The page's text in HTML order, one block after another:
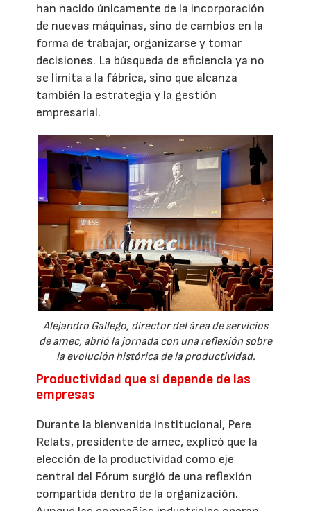
han nacido únicamente de la incorporación
de nuevas máquinas, sino de cambios en la
forma de trabajar, organizarse y tomar
decisiones. La búsqueda de eficiencia ya no
se limita a la fábrica, sino que alcanza
también la estrategia y la gestión
empresarial.
Alejandro Gallego, director del área de servicios
de amec, abrió la jornada con una reflexión sobre
la evolución histórica de la productividad.
Productividad que sí depende de las
empresas
Durante la bienvenida institucional, Pere
Relats, presidente de amec, explicó que la
elección de la productividad como eje
central del Fórum surgió de una reflexión
compartida dentro de la organización.